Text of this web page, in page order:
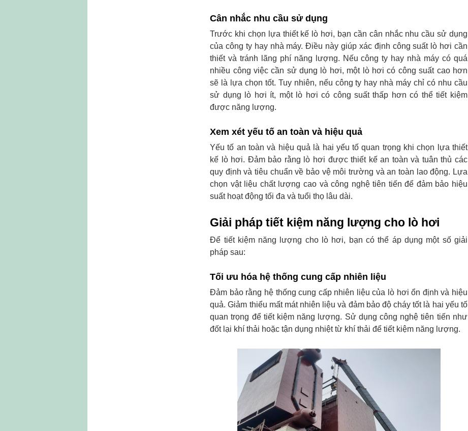
Cân nhắc nhu cầu sử dụng
Trước khi chọn lựa thiết kế lò hơi, bạn cần cân nhắc nhu cầu sử dụng
của công ty hay nhà máy. Điều này giúp xác định công suất lò hơi cần
thiết và tránh lãng phí năng lượng. Nếu công ty hay nhà máy có quá
nhiều công việc cần sử dụng lò hơi, một lò hơi có công suất cao hơn
sẽ là lựa chọn tốt. Tuy nhiên, nếu công ty hay nhà máy chỉ có nhu cầu
sử dụng lò hơi ít, một lò hơi có công suất thấp hơn có thể tiết kiệm
được năng lượng.
Xem xét yếu tố an toàn và hiệu quả
Yếu tố an toàn và hiệu quả là hai yếu tố quan trọng khi chọn lựa thiết
kế lò hơi. Đảm bảo rằng lò hơi được thiết kế an toàn và tuân thủ các
quy định và tiêu chuẩn về bảo vệ môi trường và an toàn lao động. Lựa
chọn vật liệu chất lượng cao và công nghệ tiên tiến để đảm bảo hiệu
suất hoạt động tối đa và tuổi thọ lâu dài.
Giải pháp tiết kiệm năng lượng cho lò hơi
Để tiết kiệm năng lượng cho lò hơi, bạn có thể áp dụng một số giải
pháp sau:
Tối ưu hóa hệ thống cung cấp nhiên liệu
Đảm bảo rằng hệ thống cung cấp nhiên liệu của lò hơi ổn định và hiệu
quả. Giảm thiểu mất mát nhiên liệu và đảm bảo độ cháy tốt là hai yếu tố
quan trọng để tiết kiệm năng lượng. Sử dụng công nghệ tiên tiến như
đốt lại khí thải hoặc tận dụng nhiệt từ khí thải để tiết kiệm năng lượng.